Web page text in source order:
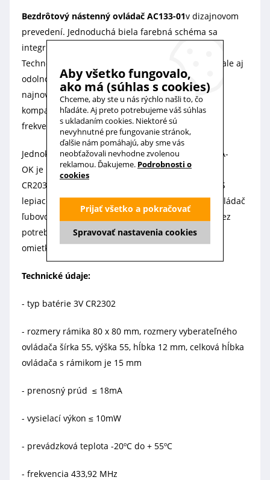
Bezdrôtový nástenný ovládač AC133-01v dizajnovom
prevedení. Jednoduchá biela farebná schéma sa
integruje ľahko do každého štýlu zariadenia.
Technológia klavírneho laku je zárukou elegancie ale aj
odolnosti voči vlhkosti a poškriabaniu. Použitie
najnovšej technológie riadiaceho systému je
kompatibilné s akýmkoľvek prijímačom rovnakej
frekvencie alebo sprijímačom AC268-01 .
Jednokanálový diaľkový ovládač AC133-01 značky A-
OK je napájaný 2 kusmi gombíkovej batérie typu
CR2032. Životnosť batérií v ovládači je cca 3 roky. S
lepiacou páskou 3M na zadnej strane je možné ovládač
ľubovoľne upevniť v akejkoľvek polohe na stene, bez
potreby skrutkovania, čím sa zabráni poškodeniu
omietky.
Technické údaje:
- typ batérie 3V CR2302
- rozmery rámika 80 x 80 mm, rozmery vyberateľného
ovládača šírka 55, výška 55, hĺbka 12 mm, celková hĺbka
ovládača s rámikom je 15 mm
- prenosný prúd ≤ 18mA
- vysielací výkon ≤ 10mW
- prevádzková teplota -20ºC do + 55ºC
- frekvencia 433,92 MHz
Aby všetko fungovalo,
ako má (súhlas s cookies)
Chceme, aby ste u nás rýchlo našli to, čo
hľadáte. Aj preto potrebujeme váš súhlas
s ukladaním cookies. Niektoré sú
nevyhnutné pre fungovanie stránok,
ďalšie nám pomáhajú, aby sme vás
neobťažovali nevhodne zvolenou
reklamou. Ďakujeme. Podrobnosti o
cookies
Spravovať nastavenia cookies
Prijať všetko a pokračovať